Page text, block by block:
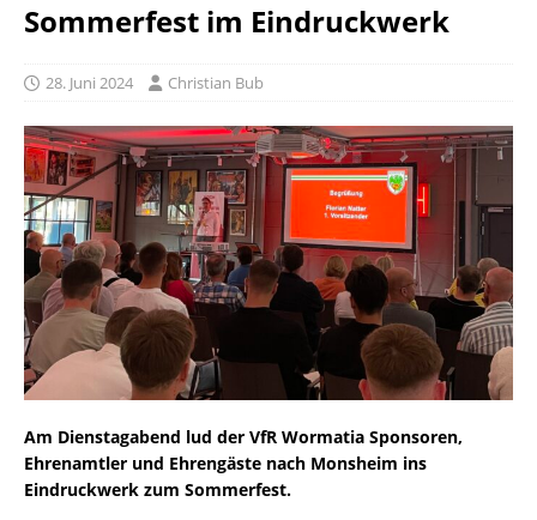
Sommerfest im Eindruckwerk
28. Juni 2024 Christian Bub
Am Dienstagabend lud der VfR Wormatia Sponsoren,
Ehrenamtler und Ehrengäste nach Monsheim ins
Eindruckwerk zum Sommerfest.